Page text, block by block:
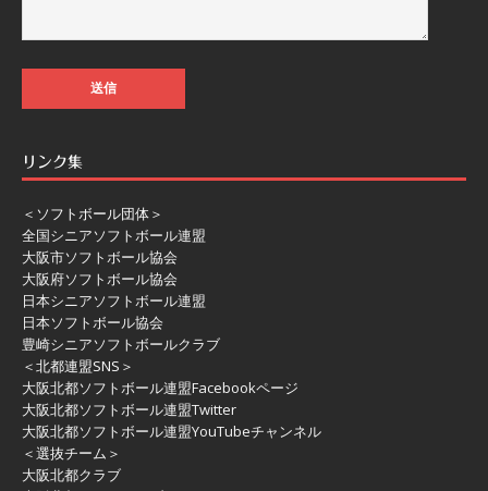
リンク集
＜ソフトボール団体＞
全国シニアソフトボール連盟
大阪市ソフトボール協会
大阪府ソフトボール協会
日本シニアソフトボール連盟
日本ソフトボール協会
豊崎シニアソフトボールクラブ
＜北都連盟SNS＞
大阪北都ソフトボール連盟Facebookページ
大阪北都ソフトボール連盟Twitter
大阪北都ソフトボール連盟YouTubeチャンネル
＜選抜チーム＞
大阪北都クラブ